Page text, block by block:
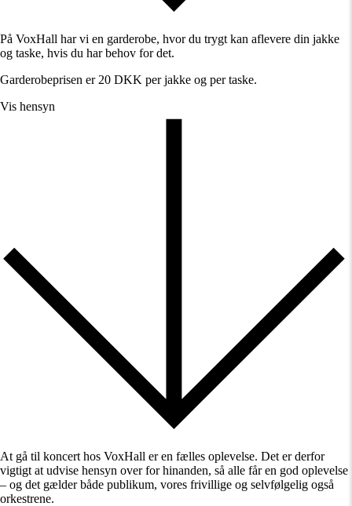
På VoxHall har vi en garderobe, hvor du trygt kan aflevere din jakke
og taske, hvis du har behov for det.
Garderobeprisen er 20 DKK per jakke og per taske.
Vis hensyn
At gå til koncert hos VoxHall er en fælles oplevelse. Det er derfor
vigtigt at udvise hensyn over for hinanden, så alle får en god oplevelse
– og det gælder både publikum, vores frivillige og selvfølgelig også
orkestrene.